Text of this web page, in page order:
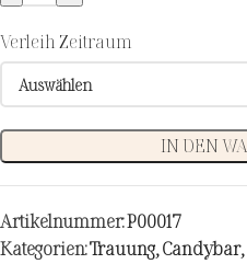
Verleih Zeitraum
IN DEN
Artikelnummer:P00017
Kategorien:Trauung, Candybar,